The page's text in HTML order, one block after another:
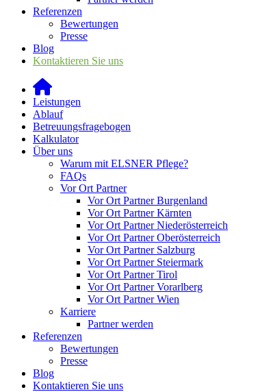
Referenzen
Bewertungen
Presse
Blog
Kontaktieren Sie uns
Leistungen
Ablauf
Betreuungsfragebogen
Kalkulator
Über uns
Warum mit ELSNER Pflege?
FAQs
Vor Ort Partner
Vor Ort Partner Burgenland
Vor Ort Partner Kärnten
Vor Ort Partner Niederösterreich
Vor Ort Partner Oberösterreich
Vor Ort Partner Salzburg
Vor Ort Partner Steiermark
Vor Ort Partner Tirol
Vor Ort Partner Vorarlberg
Vor Ort Partner Wien
Karriere
Partner werden
Referenzen
Bewertungen
Presse
Blog
Kontaktieren Sie uns